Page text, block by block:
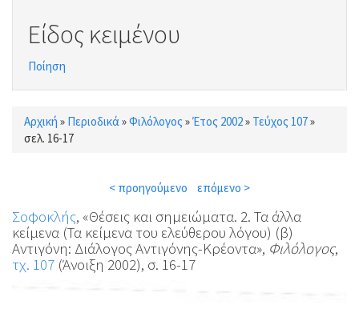
Είδος κειμένου
Ποίηση
Είστε εδώ
Αρχική » Περιοδικά »Φιλόλογος »Έτος 2002» Τεύχος 107»
σελ. 16-17
< προηγούμενο επόμενο >
Σοφοκλής, «Θέσεις και σημειώματα. 2. Τα άλλα
κείμενα (Τα κείμενα του ελεύθερου λόγου) (β)
Αντιγόνη: Διάλογος Αντιγόνης-Κρέοντα», Φιλόλογος,
τχ. 107 (Άνοιξη 2002), σ. 16-17